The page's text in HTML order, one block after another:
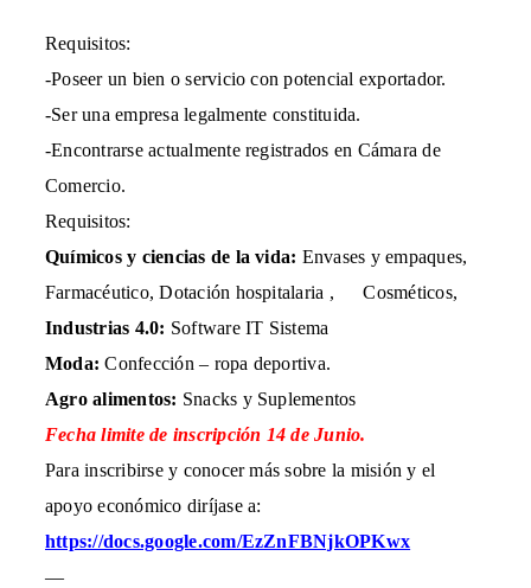
Requisitos:
-Poseer un bien o servicio con potencial exportador.
-Ser una empresa legalmente constituida.
-Encontrarse actualmente registrados en Cámara de
Comercio.
Requisitos:
Químicos y ciencias de la vida: Envases y empaques,
Farmacéutico, Dotación hospitalaria ,
Cosméticos,
Industrias 4.0: Software IT Sistema
Moda: Confección – ropa deportiva.
Agro alimentos: Snacks y Suplementos
Fecha limite de inscripción 14 de Junio.
Para inscribirse y conocer más sobre la misión y el
apoyo económico diríjase a:
https://docs.google.com/EzZnFBNjkOPKwx
—